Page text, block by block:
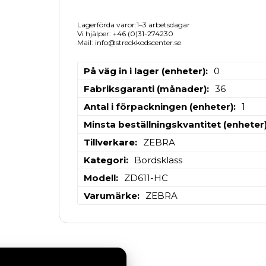
Lagerförda varor:1–3 arbetsdagar
Vi hjälper: +46 (0)31-274230
Mail: info@streckkodscenter.se
På väg in i lager (enheter)
0
Fabriksgaranti (månader)
36
Antal i förpackningen (enheter)
1
Minsta beställningskvantitet
Tillverkare
ZEBRA
Kategori
Bordsklass
Modell
ZD611-HC
Varumärke
ZEBRA